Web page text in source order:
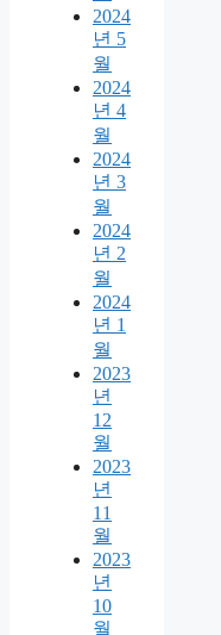
2024
년 5
월
2024
년 4
월
2024
년 3
월
2024
년 2
월
2024
년 1
월
2023
년
12
월
2023
년
11
월
2023
년
10
월